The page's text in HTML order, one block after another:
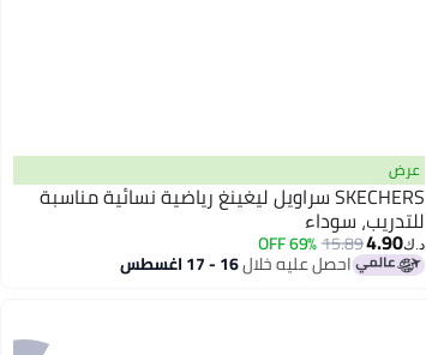
عرض
SKECHERS سراويل ليغينغ رياضية نسائية مناسبة
للتدريب، سوداء
د.ك‏4.90
15.89
69% OFF
احصل عليه خلال16 - 17 اغسطس